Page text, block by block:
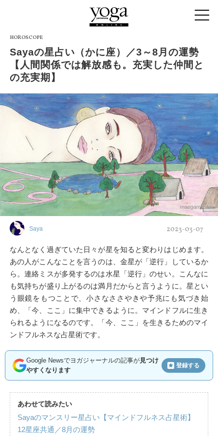
HOROSCOPE
Sayaの星占い（かに座）／3～8月の運勢
【人間関係では解放感も。充実した仲間と
の充実期】
maegamimami
Saya 2023-03-07
なんとなく過ぎていた日々が星を知ると変わりはじめます。
あの人がこんなことを言うのは、金星が「逆行」しているか
ら。連絡ミスが多発するのは水星「逆行」のせい。こんなに
も気持ちが盛り上がるのは満月だからと言うように。星とい
う眼鏡をもつことで、小さなささやきや予兆にも気づき始
め、「今、ここ」に集中できるように。マインドフルに生き
られるようになるのです。「今、ここ」を生きるためのマイ
ンドフルネスな占星術です。
Google Newsでヨガジャーナルの記事が見つけ
やすくなります
登録する
あわせて読みたい
Sayaのマンスリー星占い【マインドフルネス占星術】
12星座共通／8月の運勢